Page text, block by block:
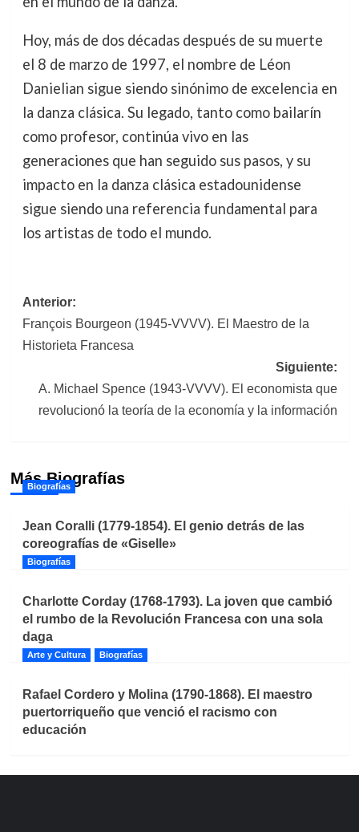
Hoy, más de dos décadas después de su muerte
el 8 de marzo de 1997, el nombre de Léon
Danielian sigue siendo sinónimo de excelencia en
la danza clásica. Su legado, tanto como bailarín
como profesor, continúa vivo en las
generaciones que han seguido sus pasos, y su
impacto en la danza clásica estadounidense
sigue siendo una referencia fundamental para
los artistas de todo el mundo.
Navegación
de
Anterior:
François Bourgeon (1945-VVVV). El Maestro de la
Historieta Francesa
Siguiente:
A. Michael Spence (1943-VVVV). El economista que
revolucionó la teoría de la economía y la información
Más Biografías
Biografías
Jean Coralli (1779-1854). El genio detrás de las
coreografías de «Giselle»
Biografías
Charlotte Corday (1768-1793). La joven que cambió
el rumbo de la Revolución Francesa con una sola
daga
Arte y Cultura Biografías
Rafael Cordero y Molina (1790-1868). El maestro
puertorriqueño que venció el racismo con
educación